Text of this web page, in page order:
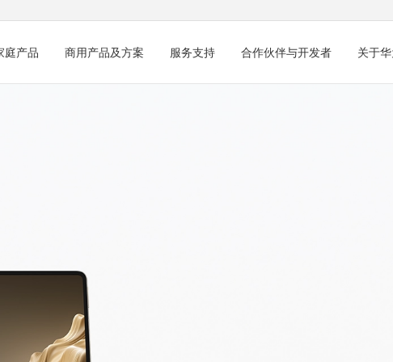
庭产品 商用产品及方案 服务支持 合作伙伴与开发者 关于